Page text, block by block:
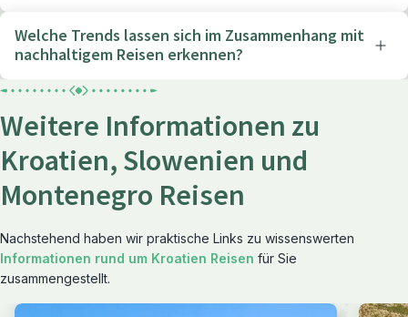
Welche Trends lassen sich im Zusammenhang mit
nachhaltigem Reisen erkennen?
Weitere Informationen zu
Kroatien, Slowenien und
Montenegro Reisen
Nachstehend haben wir praktische Links zu wissenswerten
Informationen rund um Kroatien Reisen für Sie
zusammengestellt.